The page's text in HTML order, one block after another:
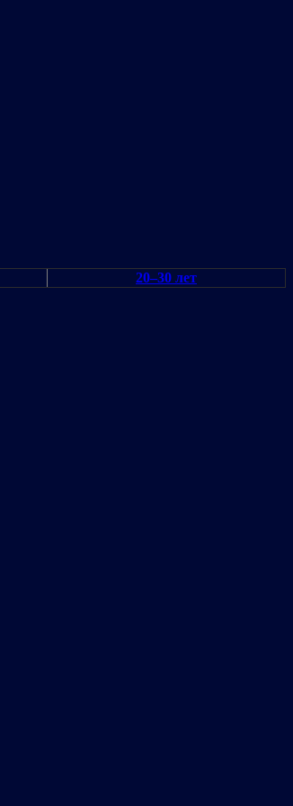
20–30 лет